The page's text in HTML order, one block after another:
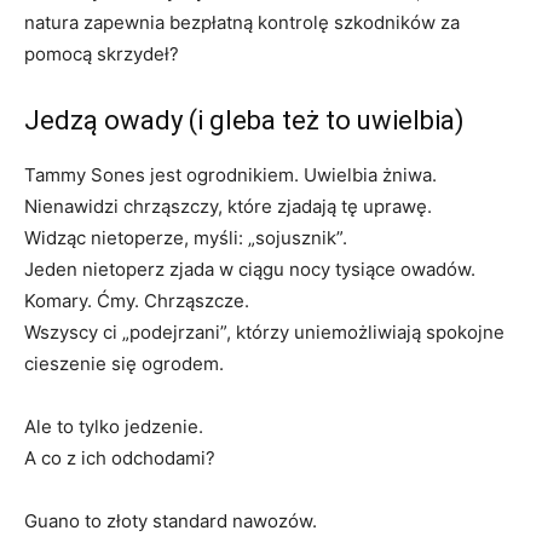
natura zapewnia bezpłatną kontrolę szkodników za
pomocą skrzydeł?
Jedzą owady (i gleba też to uwielbia)
Tammy Sones jest ogrodnikiem. Uwielbia żniwa.
Nienawidzi chrząszczy, które zjadają tę uprawę.
Widząc nietoperze, myśli: „sojusznik”.
Jeden nietoperz zjada w ciągu nocy tysiące owadów.
Komary. Ćmy. Chrząszcze.
Wszyscy ci „podejrzani”, którzy uniemożliwiają spokojne
cieszenie się ogrodem.
Ale to tylko jedzenie.
A co z ich odchodami?
Guano to złoty standard nawozów.